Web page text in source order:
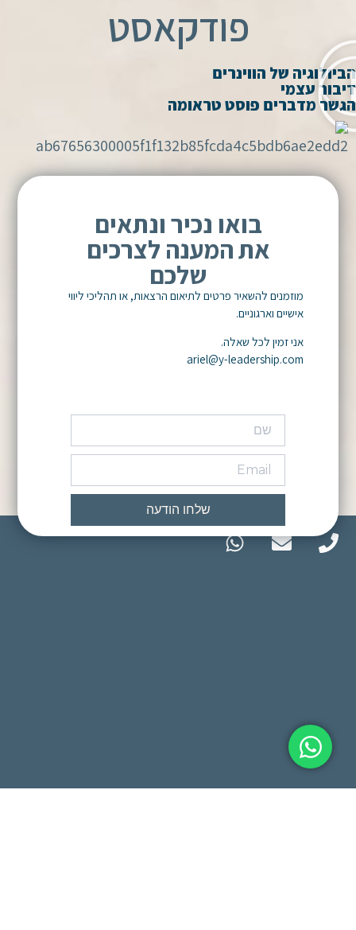
פודקאסט
הביולוגיה של הווינרים
דיבור עצמי
הגשר מדברים פוסט טראומה
בואו נכיר ונתאים
את המענה לצרכים
שלכם
מוזמנים להשאיר פרטים לתיאום הרצאות, או תהליכי ליווי
אישיים וארגוניים.
אני זמין לכל שאלה.
ariel@y-leadership.com
שלחו הודעה